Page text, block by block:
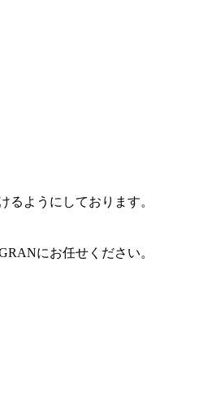
るようにしております。
にお任せください。